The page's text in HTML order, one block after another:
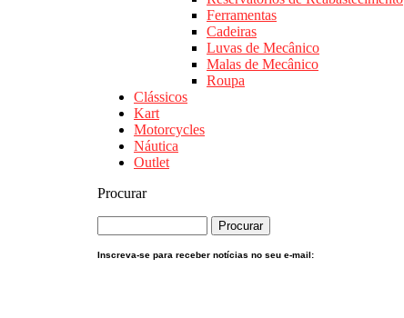
Ferramentas
Cadeiras
Luvas de Mecânico
Malas de Mecânico
Roupa
Clássicos
Kart
Motorcycles
Náutica
Outlet
Procurar
Inscreva-se para receber notícias no seu e-mail: